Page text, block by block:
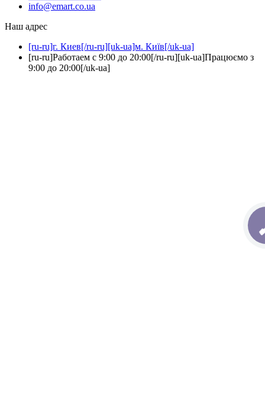
info@emart.co.ua
Наш адрес
[ru-ru]г. Киев[/ru-ru][uk-ua]м. Київ[/uk-ua]
[ru-ru]Работаем с 9:00 до 20:00[/ru-ru][uk-ua]Працюємо з
9:00 до 20:00[/uk-ua]